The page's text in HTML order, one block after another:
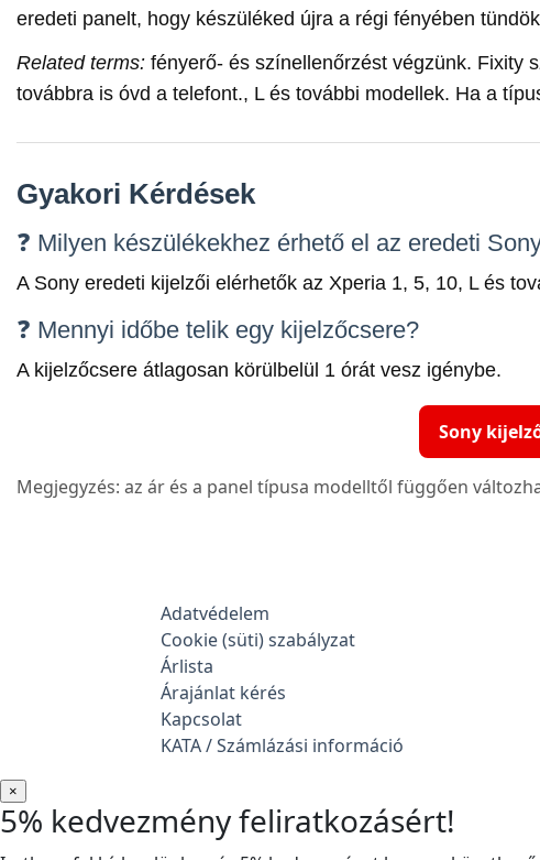
eredeti panelt, hogy készüléked újra a régi fényében
Related terms: fényerő- és színellenőrzést végzünk. Fixity
továbbra is óvd a telefont., L és további modellek. Ha a
Gyakori Kérdések
❓ Milyen készülékekhez érhető el az eredeti
A Sony eredeti kijelzői elérhetők az Xperia 1, 5, 10, L és
❓ Mennyi időbe telik egy kijelzőcsere?
A kijelzőcsere átlagosan körülbelül 1 órát vesz igénybe.
Sony
Megjegyzés: az ár és a panel típusa modelltől függően
Adatvédelem
Cookie (süti) szabályzat
Árlista
Árajánlat kérés
Kapcsolat
KATA / Számlázási információ
×
5% kedvezmény feliratkozásért!